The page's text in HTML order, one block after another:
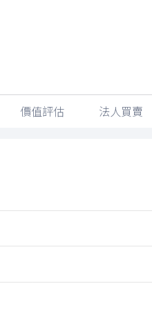
價值評估 法人買賣